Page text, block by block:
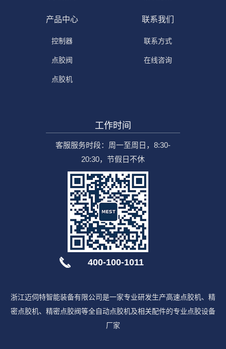
产品中心
控制器
点胶阀
点胶机
联系我们
联系方式
在线咨询
工作时间
客服服务时段：周一至周日，8:30-
20:30，节假日不休
400-100-1011
浙江迈伺特智能装备有限公司是一家专业研发生产高速点胶机、精
密点胶机、精密点胶阀等全自动点胶机及相关配件的专业点胶设备
厂家